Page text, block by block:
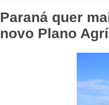
Paraná quer
novo Plano